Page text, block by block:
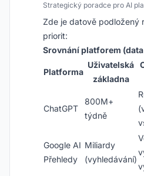
Strategický poradce pro AI
Zde je datově podložený
priorit:
Srovnání platforem
Platforma
Uživatelská
základna
ChatGPT
800M+
týdně
Google AI
Přehledy
Miliardy
(vyhledávání)